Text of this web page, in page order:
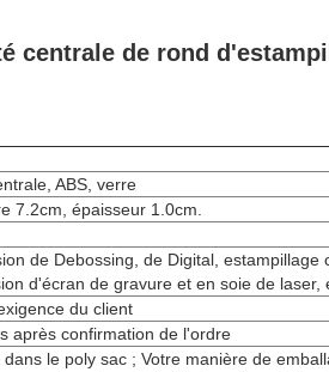
centrale de rond
ABS, verre
7.2cm, épaisseur 1.0cm.
de Debossing, de Digital, estampillage
d'écran de gravure et en soie de laser,
du client
après confirmation de l'ordre
dans le poly sac ; Votre manière de